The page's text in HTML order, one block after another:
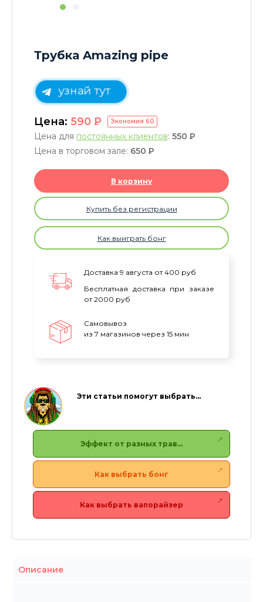
Трубка Amazing pipe
узнай тут
Цена: 590 P Экономия 60
Цена для постоянных клиентов: 550 P
Цена в торговом зале: 650 P
В корзину
Купить без регистрации
Как выиграть бонг
Доставка 9 августа от 400 руб
Бесплатная доставка при заказе
от 2000 руб
Самовывоз
из 7 магазинов через 15 мин
Эти статьи помогут выбрать…
Эффект от разных трав…
Как выбрать бонг
Как выбрать вапорайзер
Описание